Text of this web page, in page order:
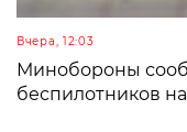
Вчера, 12:03
Минобороны
беспилотников